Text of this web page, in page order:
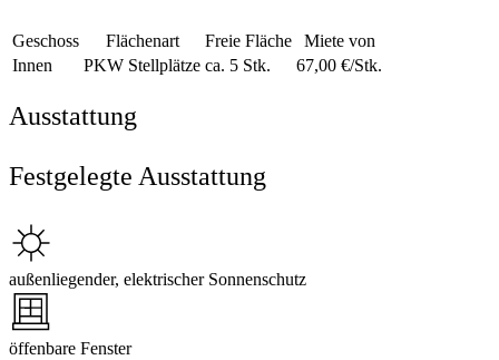
Geschoss Flächenart Freie Fläche
Miete von
Innen
PKW Stellplätze ca. 5 Stk. 67,00 €/Stk.
Ausstattung
Festgelegte Ausstattung
außenliegender, elektrischer Sonnenschutz
öffenbare Fenster